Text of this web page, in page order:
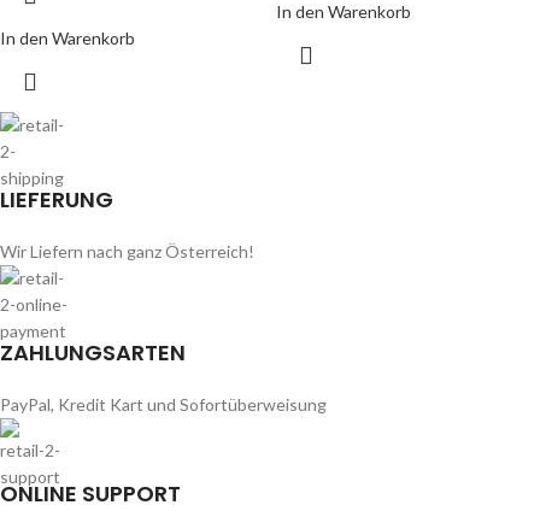
In den Warenkorb
In den Warenkorb
LIEFERUNG
Wir Liefern nach ganz Österreich!
ZAHLUNGSARTEN
PayPal, Kredit Kart und Sofortüberweisung
ONLINE SUPPORT